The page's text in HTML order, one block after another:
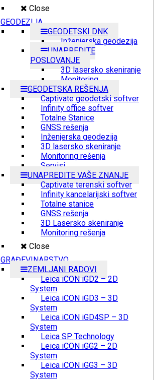
Close
GEODEZIJA
GEODETSKI DNK
Inženjerska geodezija
UNAPREDITE
POSLOVANJE
3D lasersko skeniranje
Monitoring
GEODETSKA REŠENJA
Captivate geodetski softver
Infinity office softver
Totalne Stanice
GNSS rešenja
Inženjerska geodezija
3D lasersko skeniranje
Monitoring rešenja
Servisi
UNAPREDITE VAŠE ZNANJE
Captivate terenski softver
Infinity kancelarijski softver
Totalne stanice
GNSS rešenja
3D Lasersko skeniranje
Monitoring rešenja
Close
GRAĐEVINARSTVO
ZEMLJANI RADOVI
Leica iCON iGD2 – 2D
System
Leica iCON iGD3 – 3D
System
Leica iCON iGD4SP – 3D
System
Leica SP Technology
Leica iCON iGG2 – 2D
System
Leica iCON iGG3 – 3D
System